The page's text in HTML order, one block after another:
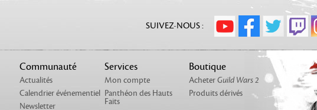
SUIVEZ-NOUS :
Communauté
Actualités
Calendrier événementiel
Newsletter
Services
Mon compte
Panthéon des Hauts
Faits
Boutique
AcheterGuild Wars 2
Produits dérivés